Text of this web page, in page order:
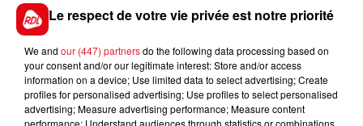
Selon les informations dela Voix du Nord, les deux
jeunes hommes de 23 ans étaient
Boulogne-sur-Mer. L’un d’eux vivait dans le Calaisis
depuis peu.
Une enquête est ouverte, et un dépistage a été réalisé
auprès d’un chauffeur de camion.
Le respect de votre vie privée est notre priorité
We and our (447) partnersdo the following data processing based on
your consent and/or our legitimate interest: Store and/or access
information on a device; Use limited data to select advertising; Create
profiles for personalised advertising; Use profiles to select personalised
advertising; Measure advertising performance; Measure content
performance; Understand audiences through statistics or combinations